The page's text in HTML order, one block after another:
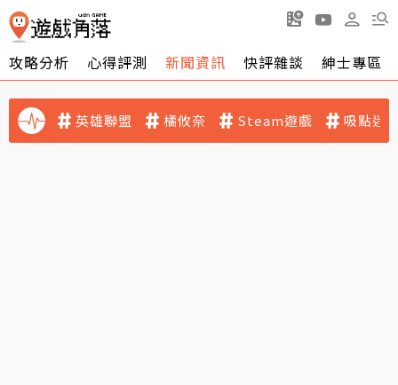
攻略分析 心得評測 新聞資訊 快評雜談 紳士專區
英雄聯盟 橘攸奈 Steam遊戲 吸點迷